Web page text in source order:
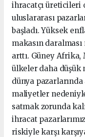
ihracatçı üreticileri
uluslararası
başladı. Yüksek
makasın
arttı. Güney Afrika,
ülkeler daha
dünya
maliyetler
satmak zorunda
ihracat
riskiyle karşı